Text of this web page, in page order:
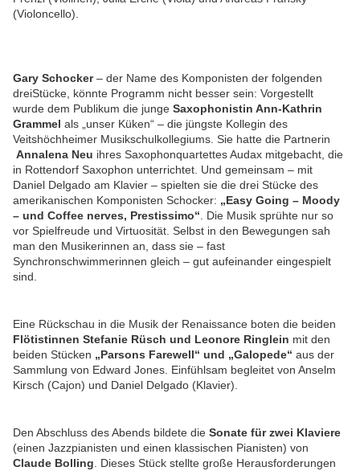
(Violoncello).
Gary Schocker– der Name des Komponisten der folgenden
dreiStücke, könnte Programm nicht besser sein: Vorgestellt
wurde dem Publikum die junge Saxophonistin Ann-Kathrin
Grammel als „unser Küken“ – die jüngste Kollegin des
Veitshöchheimer Musikschulkollegiums. Sie hatte die Partnerin
Annalena Neu ihres Saxophonquartettes Audax mitgebacht, die
in Rottendorf Saxophon unterrichtet. Und gemeinsam – mit
Daniel Delgado am Klavier – spielten sie die drei Stücke des
amerikanischen Komponisten Schocker: „Easy Going – Moody
– und Coffee nerves, Prestissimo“ . Die Musik sprühte nur so
vor Spielfreude und Virtuosität. Selbst in den Bewegungen sah
man den Musikerinnen an, dass sie – fast
Synchronschwimmerinnen gleich – gut aufeinander eingespielt
sind.
Eine Rückschau in die Musik der Renaissance boten die beiden
Flötistinnen Stefanie Rüsch und Leonore Ringlein mit den
beiden Stücken „Parsons Farewell“ und „Galopede“ aus der
Sammlung von Edward Jones. Einfühlsam begleitet von Anselm
Kirsch (Cajon) und Daniel Delgado (Klavier).
Den Abschluss des Abends bildete die Sonate für zwei Klaviere
(einen Jazzpianisten und einen klassischen Pianisten) von
Claude Bolling . Dieses Stück stellte große Herausforderungen